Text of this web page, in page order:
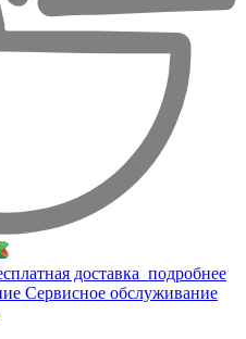
доставка подробнее
Сервисное обслуживание